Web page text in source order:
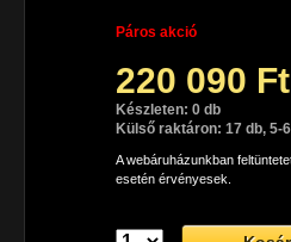
Páros akció
220 090 Ft
Készleten: 0 db
Külső raktáron: 17 db, 5-
A webáruházunkban
esetén érvényesek.